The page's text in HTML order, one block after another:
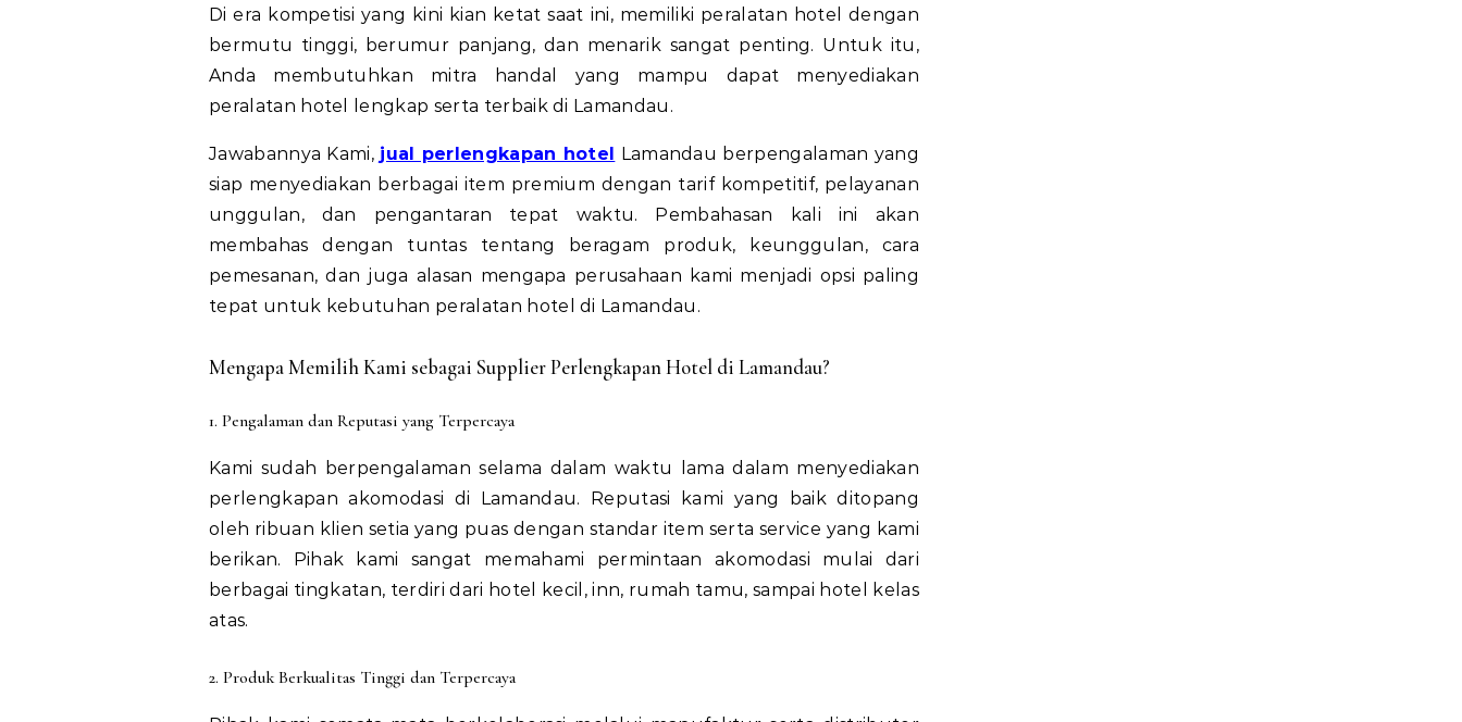
Di era kompetisi yang kini kian ketat saat ini, memiliki peralatan hotel dengan
bermutu tinggi, berumur panjang, dan menarik sangat penting. Untuk itu,
Anda membutuhkan mitra handal yang mampu dapat menyediakan
peralatan hotel lengkap serta terbaik di Lamandau.
Jawabannya Kami, jual perlengkapan hotel Lamandau berpengalaman yang
siap menyediakan berbagai item premium dengan tarif kompetitif, pelayanan
unggulan, dan pengantaran tepat waktu. Pembahasan kali ini akan
membahas dengan tuntas tentang beragam produk, keunggulan, cara
pemesanan, dan juga alasan mengapa perusahaan kami menjadi opsi paling
tepat untuk kebutuhan peralatan hotel di Lamandau.
Mengapa Memilih Kami sebagai Supplier Perlengkapan Hotel di Lamandau?
1. Pengalaman dan Reputasi yang Terpercaya
Kami sudah berpengalaman selama dalam waktu lama dalam menyediakan
perlengkapan akomodasi di Lamandau. Reputasi kami yang baik ditopang
oleh ribuan klien setia yang puas dengan standar item serta service yang kami
berikan. Pihak kami sangat memahami permintaan akomodasi mulai dari
berbagai tingkatan, terdiri dari hotel kecil, inn, rumah tamu, sampai hotel kelas
atas.
2. Produk Berkualitas Tinggi dan Terpercaya